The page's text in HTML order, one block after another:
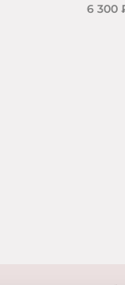
6 300